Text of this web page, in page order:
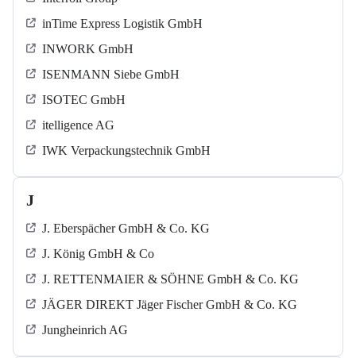
inTime Express Logistik GmbH
INWORK GmbH
ISENMANN Siebe GmbH
ISOTEC GmbH
itelligence AG
IWK Verpackungstechnik GmbH
J
J. Eberspächer GmbH & Co. KG
J. König GmbH & Co
J. RETTENMAIER & SÖHNE GmbH & Co. KG
JÄGER DIREKT Jäger Fischer GmbH & Co. KG
Jungheinrich AG